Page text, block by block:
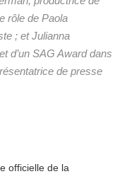
rôle de Paola
; et Julianna
d’un SAG Award dans
de presse
officielle de la